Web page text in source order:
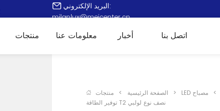
البريد الإلكتروني:
milanlux@meicenter.cn
منتجات معلومات عنا أخبار اتصل بنا
الصفحة الرئيسية > منتجات > > مصباح
توفير الطاقة T2 نصف نوع لولبي